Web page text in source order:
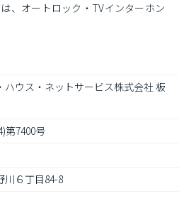
、オートロック・TVインターホン
す。
ハウス・ネットサービス株式会社 板
第7400号
川６丁目84-8